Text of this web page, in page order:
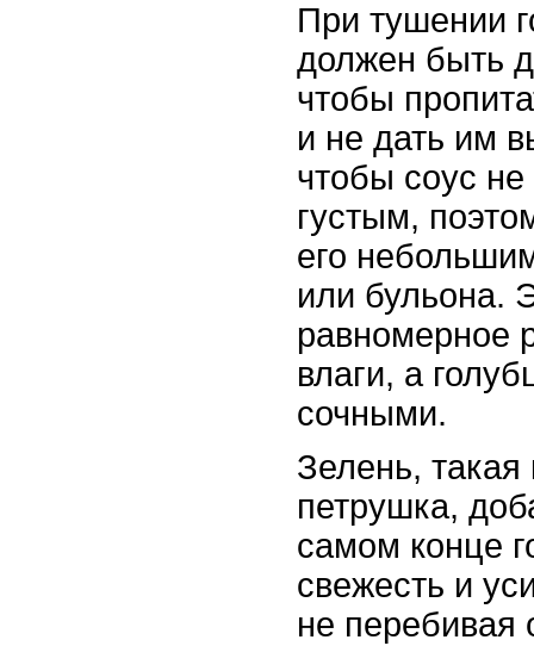
При тушении
должен быть
чтобы
и не дать им
чтобы соус
густым,
его
или бульона.
равномерное
влаги, а
сочными.
Зелень, такая
петрушка,
самом конце
свежесть и
не перебивая